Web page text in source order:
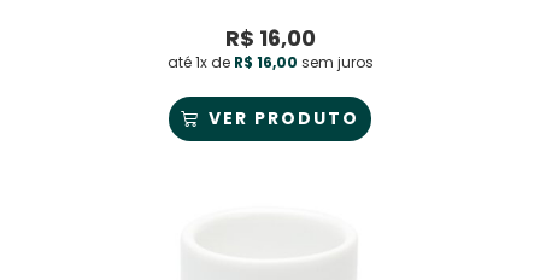
R$ 16,00
até 1x de R$ 16,00 sem juros
VER PRODUTO